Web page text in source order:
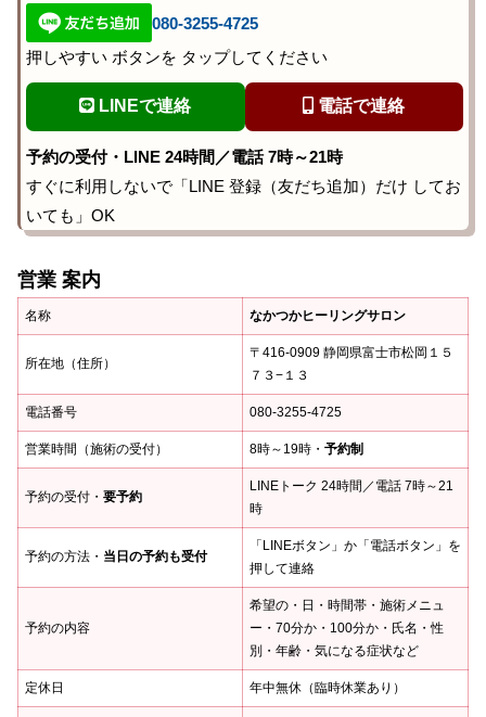
080-3255-4725
押しやすい ボタンを タップしてください
LINEで連絡 電話で連絡
予約の受付・LINE 24時間／電話 7時～21時
すぐに利用しないで「LINE 登録（友だち追加）だけ してお
いても」OK
営業 案内
名称 なかつかヒーリングサロン
所在地（住所）
〒416-0909 静岡県富士市松岡１５
７３−１３
電話番号 080-3255-4725
営業時間（施術の受付） 8時～19時・ 予約制
予約の受付・ 要予約
LINEトーク 24時間／電話 7時～21
時
予約の方法・ 当日の予約も受付
「LINEボタン」か「電話ボタン」を
押して連絡
予約の内容
希望の・日・時間帯・施術メニュ
ー・70分か・100分か・氏名・性
別・年齢・気になる症状など
定休日 年中無休（臨時休業あり）